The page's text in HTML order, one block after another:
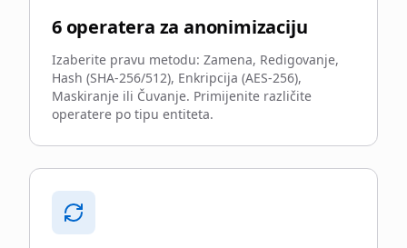
6 operatera za anonimizaciju
Izaberite pravu metodu: Zamena, Redigovanje,
Hash (SHA-256/512), Enkripcija (AES-256),
Maskiranje ili Čuvanje. Primijenite različite
operatere po tipu entiteta.